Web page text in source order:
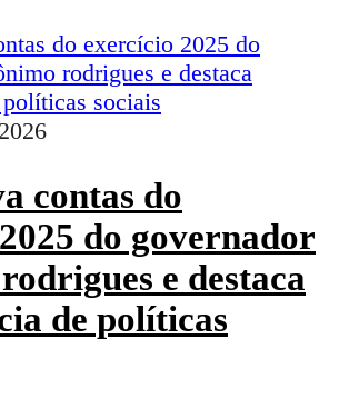
contas do
do governador
e destaca
de políticas